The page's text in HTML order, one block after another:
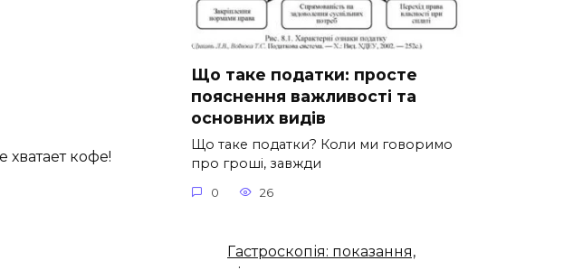
кофе!
Що таке податки: просте
пояснення важливості та
основних видів
Що таке податки? Коли ми говоримо
про гроші, завжди
0 26
Гастроскопія: показання,